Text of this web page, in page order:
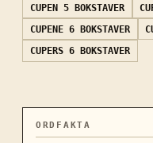
CUPEN 5 BOKSTAVER
CUPENE 6 BOKSTAVER
CUPERS 6 BOKSTAVER
ORDFAKTA